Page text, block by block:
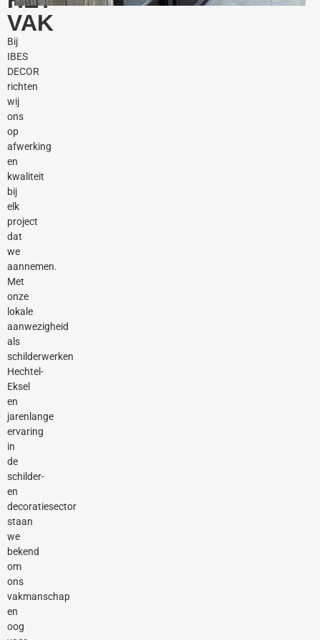
VAK
Bij
IBES
DECOR
richten
wij
ons
op
afwerking
en
kwaliteit
bij
elk
project
dat
we
aannemen.
Met
onze
lokale
aanwezigheid
als
schilderwerken
Hechtel-
Eksel
en
jarenlange
ervaring
in
de
schilder-
en
decoratiesector
staan
we
bekend
om
ons
vakmanschap
en
oog